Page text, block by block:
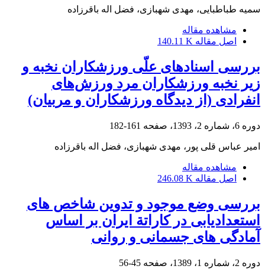
سمیه طباطبایی، مهدی شهبازی، فضل اله باقرزاده
مشاهده مقاله
اصل مقاله 140.11 K
بررسی اسنادهای علّی ورزشکاران نخبه و
زیر نخبه ورزشکاران مرد ورزش‌های
انفرادی (از دیدگاه ورزشکاران و مربیان)
دوره 6، شماره 2، 1393، صفحه 161-182
امیر عباس قلی پور، مهدی شهبازی، فضل اله باقرزاده
مشاهده مقاله
اصل مقاله 246.08 K
بررسی وضع موجود و تدوین شاخص های
استعدادیابی در کاراتة ایران بر اساس
آمادگی های جسمانی و روانی
دوره 2، شماره 1، 1389، صفحه 45-56